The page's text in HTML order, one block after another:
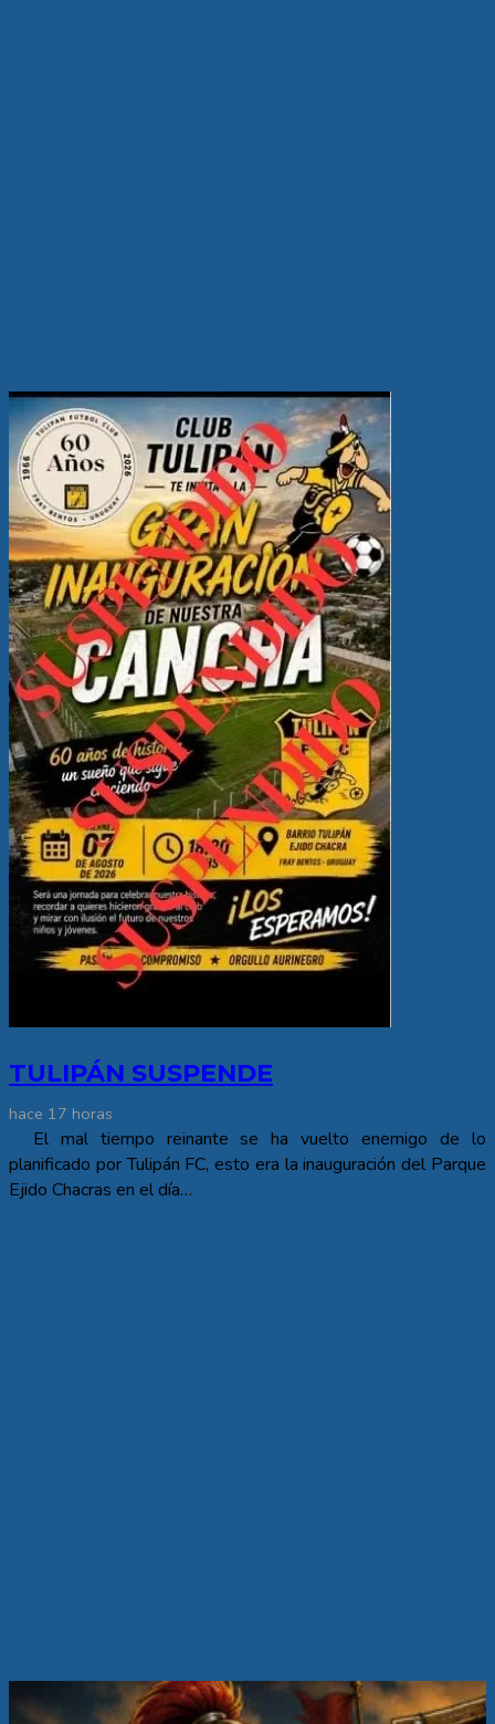
TULIPÁN SUSPENDE
hace 17 horas
El mal tiempo reinante se ha vuelto enemigo de lo
planificado por Tulipán FC, esto era la inauguración del Parque
Ejido Chacras en el día…